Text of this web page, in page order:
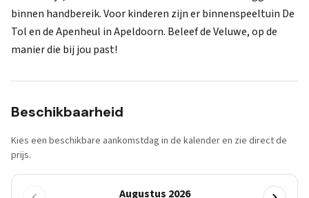
binnen handbereik. Voor kinderen zijn er binnenspeeltuin De
Tol en de Apenheul in Apeldoorn. Beleef de Veluwe, op de
manier die bij jou past!
Beschikbaarheid
Kies een beschikbare aankomstdag in de kalender en zie direct de
prijs.
Augustus 2026